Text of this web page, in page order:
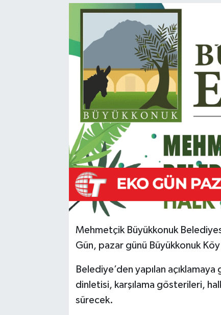
Mehmetçik Büyükkonuk
Gün, pazar günü Büyükkonuk
Belediye’den yapılan
dinletisi, karşılama gösterileri,
sürecek.